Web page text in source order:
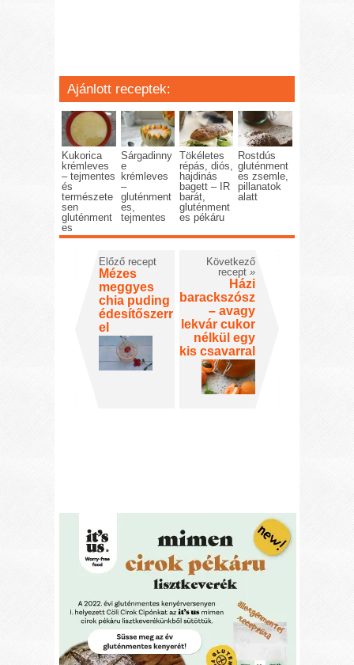
Ajánlott receptek:
Kukorica
krémleves
– tejmentes
és
természete
sen
gluténment
es
Sárgadinny
e
krémleves
–
gluténment
es,
tejmentes
Tökéletes
répás, diós,
hajdinás
bagett – IR
barát,
gluténment
es pékáru
Rostdús
gluténment
es zsemle,
pillanatok
alatt
Előző recept
Mézes
meggyes
chia puding
édesítőszerr
el
Következő
recept »
Házi
barackszósz
– avagy
lekvár cukor
nélkül egy
kis csavarral